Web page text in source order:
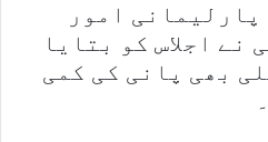
امور
نے اجلاس کو بتایا
بھی پانی کی کمی